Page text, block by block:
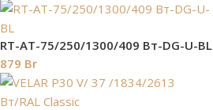
RT-AT-75/250/1300/409 Вт-DG-U-BL
879 Br